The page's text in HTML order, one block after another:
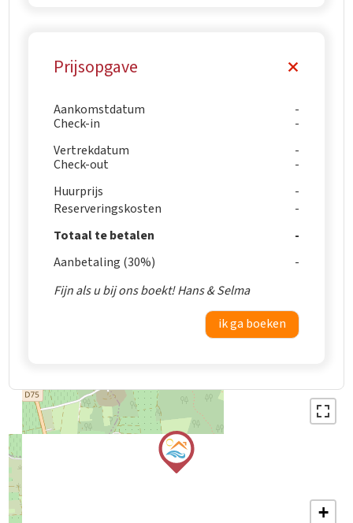
Prijsopgave
Aankomstdatum
Check-in
Vertrekdatum
Check-out
Huurprijs
Reserveringskosten
Totaal te betalen
Aanbetaling (30%)
Fijn als u bij ons boekt! Hans & Selma
ik ga boeken
+